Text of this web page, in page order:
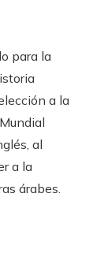
para la
a la
al
a la
árabes.